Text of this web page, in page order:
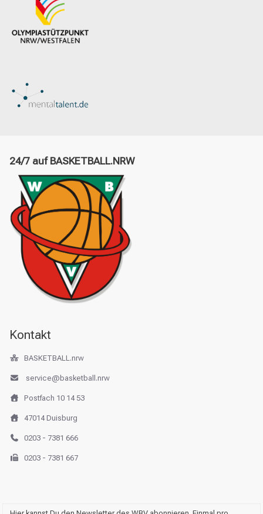
24/7 auf BASKETBALL.NRW
Kontakt
BASKETBALL.nrw
service@basketball.nrw
Postfach 10 14 53
47014 Duisburg
0203 - 7381 666
0203 - 7381 667